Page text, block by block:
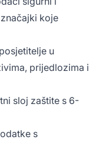
koje
u
prijedlozima i
sloj zaštite s 6-
s